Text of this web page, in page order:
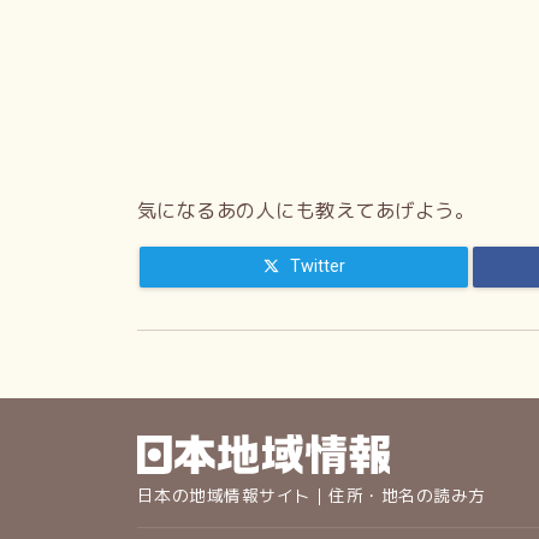
気になるあの人にも教えてあげよう。
Twitter
日本の地域情報サイト｜住所・地名の読み方